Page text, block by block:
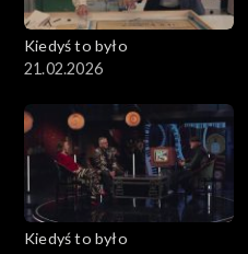
Kiedyś to było
21.02.2026
Kiedyś to było